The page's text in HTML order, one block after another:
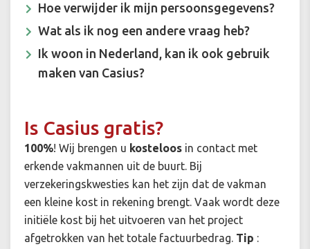
Hoe verwijder ik mijn persoonsgegevens?
Wat als ik nog een andere vraag heb?
Ik woon in Nederland, kan ik ook gebruik
maken van Casius?
Is Casius gratis?
100%! Wij brengen u kosteloos in contact met
erkende vakmannen uit de buurt. Bij
verzekeringskwesties kan het zijn dat de vakman
een kleine kost in rekening brengt. Vaak wordt deze
initiële kost bij het uitvoeren van het project
afgetrokken van het totale factuurbedrag. Tip :